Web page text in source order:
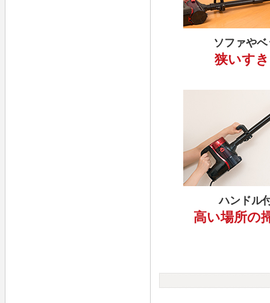
ソファや
狭いす
ハンドル
高い場所の